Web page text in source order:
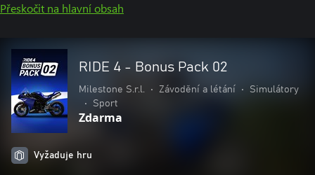
Přeskočit na hlavní obsah
RIDE 4 - Bonus Pack 02
Milestone S.r.l. • Závodění a létání •
Simulátory
•
Sport
Zdarma
Vyžaduje hru